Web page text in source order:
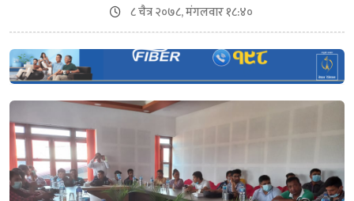
८ चैत्र २०७८, मंगलवार १८:४०